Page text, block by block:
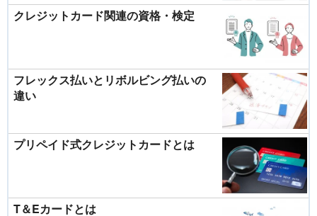
クレジットカード関連の資格・検定
フレックス払いとリボルビング払いの
違い
プリペイド式クレジットカードとは
T＆Eカードとは